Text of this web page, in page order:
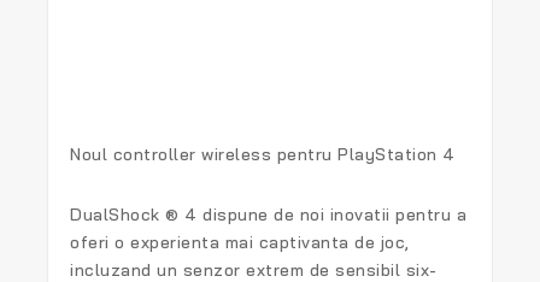
Noul controller wireless pentru PlayStation 4
DualShock ® 4 dispune de noi inovatii pentru a
oferi o experienta mai captivanta de joc,
incluzand un senzor extrem de sensibil six-